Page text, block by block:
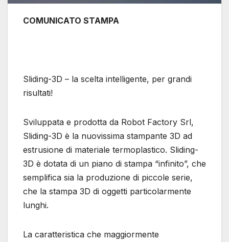
COMUNICATO STAMPA
Sliding-3D – la scelta intelligente, per grandi
risultati!
Sviluppata e prodotta da Robot Factory Srl,
Sliding-3D è la nuovissima stampante 3D ad
estrusione di materiale termoplastico. Sliding-
3D è dotata di un piano di stampa “infinito”, che
semplifica sia la produzione di piccole serie,
che la stampa 3D di oggetti particolarmente
lunghi.
La caratteristica che maggiormente